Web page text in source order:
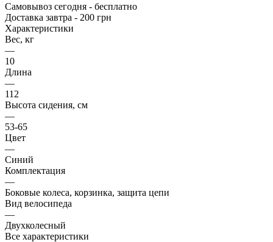
Самовывоз сегодня - бесплатно
Доставка завтра - 200 грн
Характеристики
Вес, кг
—
10
Длина
—
112
Высота сидения, см
—
53-65
Цвет
—
Синий
Комплектация
—
Боковые колеса, корзинка, защита цепи
Вид велосипеда
—
Двухколесный
Все характеристики